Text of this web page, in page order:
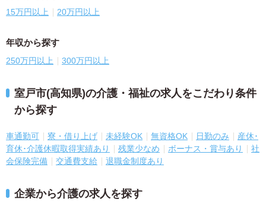
15万円以上 20万円以上
年収から探す
250万円以上 300万円以上
室戸市(高知県)の介護・福祉の求人をこだわり条件
から探す
車通勤可 寮・借り上げ 未経験OK 無資格OK 日勤のみ
産休･
育休･介護休暇取得実績あり
残業少なめ ボーナス・賞与あり
社
会保険完備
交通費支給 退職金制度あり
企業から介護の求人を探す